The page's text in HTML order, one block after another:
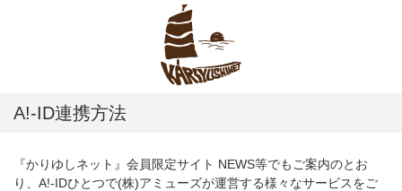
A!-ID連携方法
『かりゆしネット』会員限定サイト NEWS等でもご案内のとお
り、A!-IDひとつで(株)アミューズが運営する様々なサービスをご